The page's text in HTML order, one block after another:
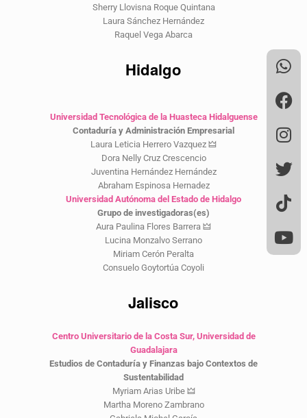
Sherry Llovisna Roque Quintana
Laura Sánchez Hernández
Raquel Vega Abarca
Hidalgo
Universidad Tecnológica de la Huasteca Hidalguense
Contaduría y Administración Empresarial
Laura Leticia Herrero Vazquez 🜲
Dora Nelly Cruz Crescencio
Juventina Hernández Hernández
Abraham Espinosa Hernadez
Universidad Autónoma del Estado de Hidalgo
Grupo de investigadoras(es)
Aura Paulina Flores Barrera 🜲
Lucina Monzalvo Serrano
Miriam Cerón Peralta
Consuelo Goytortúa Coyoli
Jalisco
Centro Universitario de la Costa Sur, Universidad de
Guadalajara
Estudios de Contaduría y Finanzas bajo Contextos de
Sustentabilidad
Myriam Arias Uribe 🜲
Martha Moreno Zambrano